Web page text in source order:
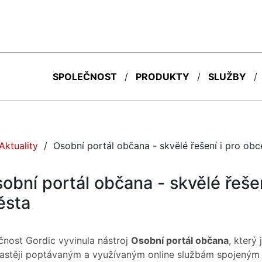
SPOLEČNOST PRODUKTY SLUŽBY
(current)
Osobní portál občana - skvělé řešení i pro
portál občana - skvělé
Gordic vyvinula nástroj Osobní portál občana, který
poptávaným a využívaným online službám